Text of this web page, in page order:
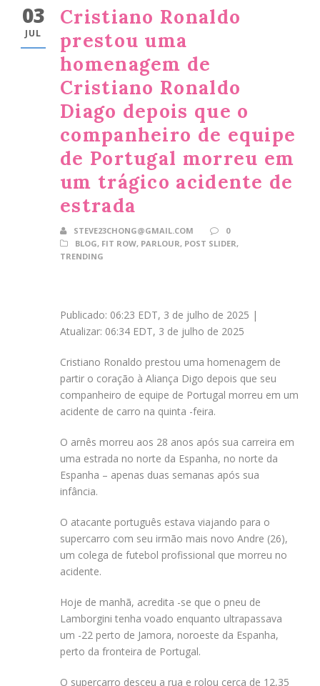
03
JUL
Cristiano Ronaldo
prestou uma
homenagem de
Cristiano Ronaldo
Diago depois que o
companheiro de equipe
de Portugal morreu em
um trágico acidente de
estrada
STEVE23CHONG@GMAIL.COM
0
BLOG, FIT ROW, PARLOUR, POST SLIDER,
TRENDING
Publicado: 06:23 EDT, 3 de julho de 2025 |
Atualizar: 06:34 EDT, 3 de julho de 2025
Cristiano Ronaldo prestou uma homenagem de
partir o coração à Aliança Digo depois que seu
companheiro de equipe de Portugal morreu em um
acidente de carro na quinta -feira.
O arnês morreu aos 28 anos após sua carreira em
uma estrada no norte da Espanha, no norte da
Espanha – apenas duas semanas após sua
infância.
O atacante português estava viajando para o
supercarro com seu irmão mais novo Andre (26),
um colega de futebol profissional que morreu no
acidente.
Hoje de manhã, acredita -se que o pneu de
Lamborgini tenha voado enquanto ultrapassava
um -22 perto de Jamora, noroeste da Espanha,
perto da fronteira de Portugal.
O supercarro desceu a rua e rolou cerca de 12,35